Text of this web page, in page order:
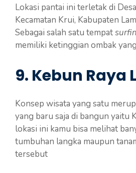
Lokasi pantai ini terletak di
Kecamatan Krui, Kabupaten
Sebagai salah satu tempat
memiliki ketinggian ombak
9. Kebun Raya
Konsep wisata yang satu
yang baru saja di bangun yaitu
lokasi ini kamu bisa melihat
tumbuhan langka maupun
tersebut